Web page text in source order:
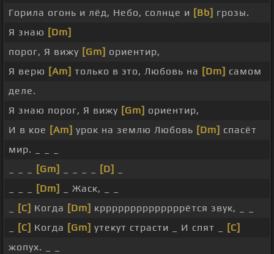
Горила огонь и лёд, Небо, солнце и [Bb] грозы.
Я знаю [Dm]
порог, Я вижу [Gm] ориентир,
Я верю [Am] только в это, Любовь на [Dm] самом
деле.
Я знаю порог, Я вижу [Gm] ориентир,
И в кое [Am] урок на землю Любовь [Dm] спасёт
мир. _ _ _
[Gm] [D]
[Dm]
_ Жаск, _ _
[C] Когда [Dm] кррррррррррррррётся звук, _ _
[C] Когда [Gm] утекут страсти _ И спят _
[C]
жопух. _ _